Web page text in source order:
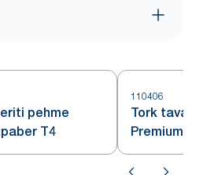
pehme
T4
110406
Tork
Premium
kihiline